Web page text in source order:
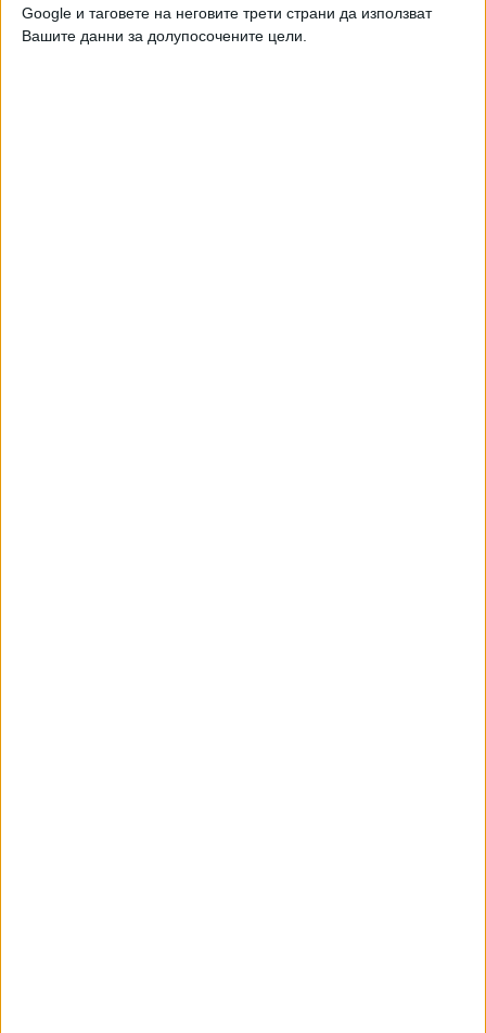
Google и таговете на неговите трети страни да използват
Вашите данни за долупосочените цели.
Филипов.